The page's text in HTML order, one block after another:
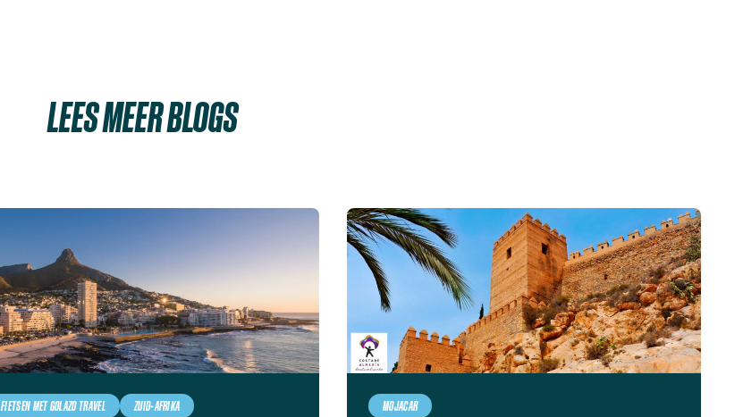
LEES MEER BLOGS
FIETSEN MET GOLAZO TRAVEL ZUID-AFRIKA MOJACAR